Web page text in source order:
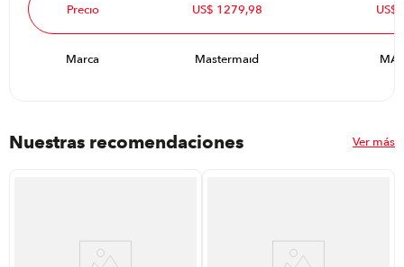
Precio US$ 1279,98 US$
Marca Mastermaid
Nuestras recomendaciones Ver más